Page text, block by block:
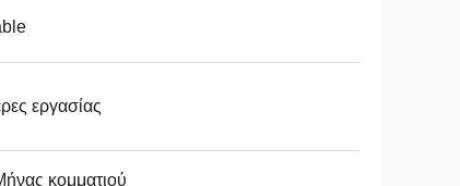
εργασίας
κομματιού